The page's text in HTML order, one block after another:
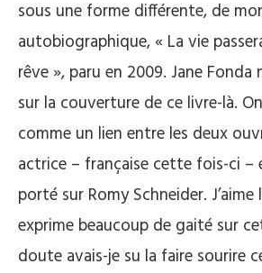
sous une forme différente, de
autobiographique, « La vie
rêve », paru en 2009. Jane Fonda
sur la couverture de ce livre-là.
comme un lien entre les deux
actrice – française cette fois-ci –
porté sur Romy Schneider. J’aime
exprime beaucoup de gaité sur
doute avais-je su la faire sourire